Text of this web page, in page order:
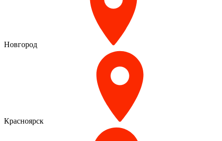
Новгород
Красноярск